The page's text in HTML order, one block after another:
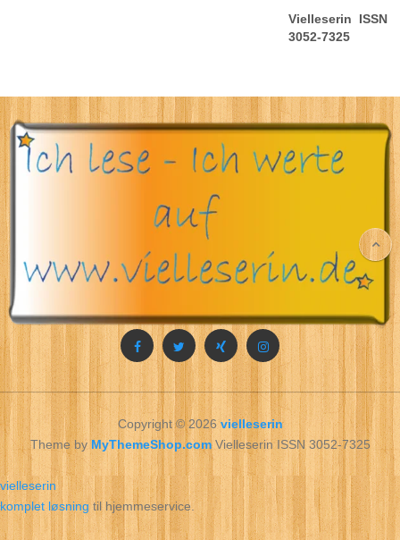
Vielleserin ISSN
3052-7325
Copyright © 2026vielleserin
Theme by MyThemeShop.comVielleserin ISSN 3052-7325
vielleserin
komplet løsningtil hjemmeservice.